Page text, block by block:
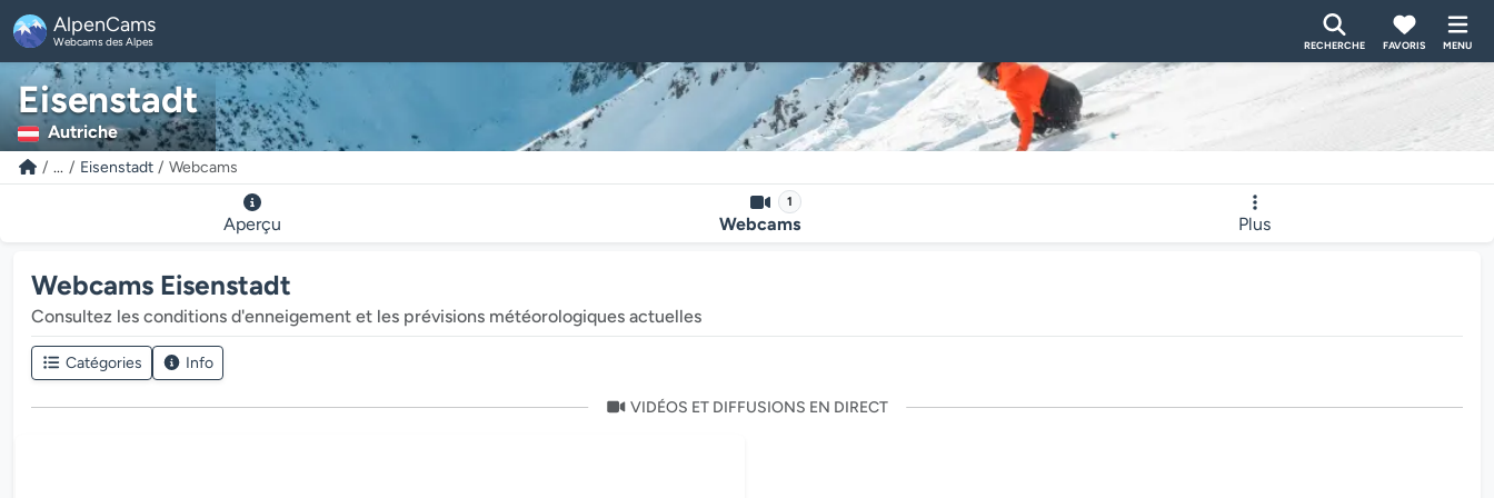
AlpenCams
Webcams des Alpes RECHERCHE FAVORIS MENU
Eisenstadt
Autriche
... Eisenstadt Webcams
Aperçu
1
Webcams Plus
Webcams Eisenstadt
Consultez les conditions d'enneigement et les prévisions météorologiques actuelles
Catégories Info
VIDÉOS ET DIFFUSIONS EN DIRECT